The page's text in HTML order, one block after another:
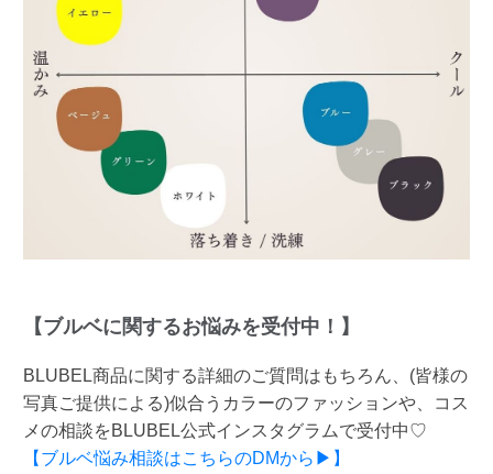
【ブルベに関するお悩みを受付中！】
BLUBEL商品に関する詳細のご質問はもちろん、(皆様の
写真ご提供による)似合うカラーのファッションや、コス
メの相談をBLUBEL公式インスタグラムで受付中♡
【ブルベ悩み相談はこちらのDMから▶】